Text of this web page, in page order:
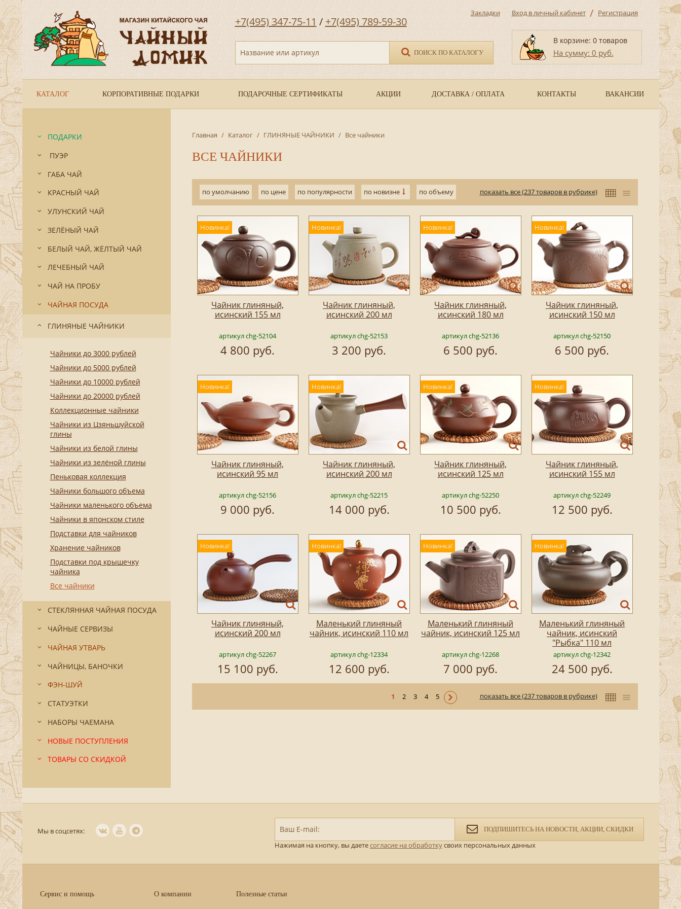
+7(495) 347-75-11 / +7(495) 789-59-30
Название или артикул ПОИСК ПО КАТАЛОГУ
Закладки Вход в личный кабинет / Регистрация
В корзине: 0 товаров
На сумму: 0 руб.
КАТАЛОГ КОРПОРАТИВНЫЕ ПОДАРКИ ПОДАРОЧНЫЕ СЕРТИФИКАТЫ АКЦИИ ДОСТАВКА / ОПЛАТА КОНТАКТЫ ВАКАНСИИ
ПОДАРКИ
ПУЭР
ГАБА ЧАЙ
КРАСНЫЙ ЧАЙ
УЛУНСКИЙ ЧАЙ
ЗЕЛЁНЫЙ ЧАЙ
БЕЛЫЙ ЧАЙ, ЖЁЛТЫЙ ЧАЙ
ЛЕЧЕБНЫЙ ЧАЙ
ЧАЙ НА ПРОБУ
ЧАЙНАЯ ПОСУДА
ГЛИНЯНЫЕ ЧАЙНИКИ
Чайники до 3000 рублей
Чайники до 5000 рублей
Чайники до 10000 рублей
Чайники до 20000 рублей
Коллекционные чайники
Чайники из Цзяньшуйской
глины
Чайники из белой глины
Чайники из зелёной глины
Пеньковая коллекция
Чайники большого объема
Чайники маленького объема
Чайники в японском стиле
Подставки для чайников
Хранение чайников
Подставки под крышечку
чайника
Все чайники
СТЕКЛЯННАЯ ЧАЙНАЯ ПОСУДА
ЧАЙНЫЕ СЕРВИЗЫ
ЧАЙНАЯ УТВАРЬ
ЧАЙНИЦЫ, БАНОЧКИ
ФЭН-ШУЙ
СТАТУЭТКИ
НАБОРЫ ЧАЕМАНА
НОВЫЕ ПОСТУПЛЕНИЯ
ТОВАРЫ СО СКИДКОЙ
Главная / Каталог / ГЛИНЯНЫЕ ЧАЙНИКИ / Все чайники
ВСЕ ЧАЙНИКИ
по умолчанию по цене по популярности по новизне по объему показать все (237 товаров в рубрике)
Новинка!
Чайник глиняный,
исинский 155 мл
артикул chg-52104
4 800 руб.
Новинка!
Чайник глиняный,
исинский 200 мл
артикул chg-52153
3 200 руб.
Новинка!
Чайник глиняный,
исинский 180 мл
артикул chg-52136
6 500 руб.
Новинка!
Чайник глиняный,
исинский 150 мл
артикул chg-52150
6 500 руб.
Новинка!
Чайник глиняный,
исинский 95 мл
артикул chg-52156
9 000 руб.
Новинка!
Чайник глиняный,
исинский 200 мл
артикул chg-52215
14 000 руб.
Новинка!
Чайник глиняный,
исинский 125 мл
артикул chg-52250
10 500 руб.
Новинка!
Чайник глиняный,
исинский 155 мл
артикул chg-52249
12 500 руб.
Новинка!
Чайник глиняный,
исинский 200 мл
артикул chg-52267
15 100 руб.
Новинка!
Маленький глиняный
чайник, исинский 110 мл
артикул chg-12334
12 600 руб.
Новинка!
Маленький глиняный
чайник, исинский 125 мл
артикул chg-12268
7 000 руб.
Новинка!
Маленький глиняный
чайник, исинский
"Рыбка" 110 мл
артикул chg-12342
24 500 руб.
1 2 3 4 5 показать все (237 товаров в рубрике)
Ваш E-mail: ПОДПИШИТЕСЬ НА НОВОСТИ, АКЦИИ, СКИДКИ
Нажимая на кнопку, вы даетесогласие на обработкусвоих персональных данных
Мы в соцсетях:
Сервис и помощь О компании Полезные статьи